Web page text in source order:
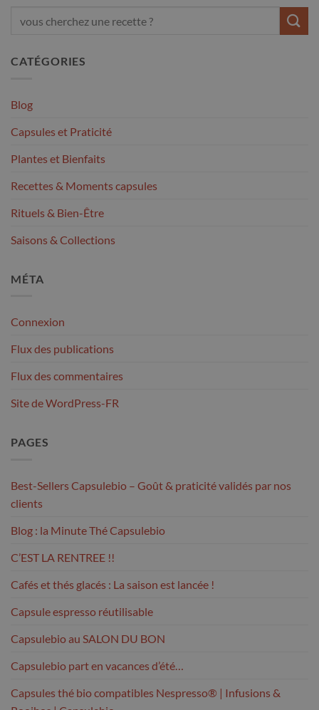
CATÉGORIES
Blog
Capsules et Praticité
Plantes et Bienfaits
Recettes & Moments capsules
Rituels & Bien-Être
Saisons & Collections
MÉTA
Connexion
Flux des publications
Flux des commentaires
Site de WordPress-FR
PAGES
Best-Sellers Capsulebio – Goût & praticité validés par nos
clients
Blog : la Minute Thé Capsulebio
C’EST LA RENTREE !!
Cafés et thés glacés : La saison est lancée !
Capsule espresso réutilisable
Capsulebio au SALON DU BON
Capsulebio part en vacances d’été…
Capsules thé bio compatibles Nespresso® | Infusions &